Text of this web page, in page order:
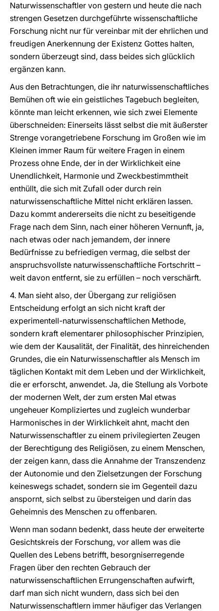
Naturwissenschaftler von gestern und heute die nach
strengen Gesetzen durchgeführte wissenschaftliche
Forschung nicht nur für vereinbar mit der ehrlichen und
freudigen Anerkennung der Existenz Gottes halten,
sondern überzeugt sind, dass beides sich glücklich
ergänzen kann.
Aus den Betrachtungen, die ihr naturwissenschaftliches
Bemühen oft wie ein geistliches Tagebuch begleiten,
könnte man leicht erkennen, wie sich zwei Elemente
überschneiden: Einerseits lässt selbst die mit äußerster
Strenge vorangetriebene Forschung im Großen wie im
Kleinen immer Raum für weitere Fragen in einem
Prozess ohne Ende, der in der Wirklichkeit eine
Unendlichkeit, Harmonie und Zweckbestimmtheit
enthüllt, die sich mit Zufall oder durch rein
naturwissenschaftliche Mittel nicht erklären lassen.
Dazu kommt andererseits die nicht zu beseitigende
Frage nach dem Sinn, nach einer höheren Vernunft, ja,
nach etwas oder nach jemandem, der innere
Bedürfnisse zu befriedigen vermag, die selbst der
anspruchsvollste naturwissenschaftliche Fortschritt –
weit davon entfernt, sie zu erfüllen – noch verschärft.
4. Man sieht also, der Übergang zur religiösen
Entscheidung erfolgt an sich nicht kraft der
experimentell-naturwissenschaftlichen Methode,
sondern kraft elementarer philosophischer Prinzipien,
wie dem der Kausalität, der Finalität, des hinreichenden
Grundes, die ein Naturwissenschaftler als Mensch im
täglichen Kontakt mit dem Leben und der Wirklichkeit,
die er erforscht, anwendet. Ja, die Stellung als Vorbote
der modernen Welt, der zum ersten Mal etwas
ungeheuer Kompliziertes und zugleich wunderbar
Harmonisches in der Wirklichkeit ahnt, macht den
Naturwissenschaftler zu einem privilegierten Zeugen
der Berechtigung des Religiösen, zu einem Menschen,
der zeigen kann, dass die Annahme der Transzendenz
der Autonomie und den Zielsetzungen der Forschung
keineswegs schadet, sondern sie im Gegenteil dazu
anspornt, sich selbst zu übersteigen und darin das
Geheimnis des Menschen zu offenbaren.
Wenn man sodann bedenkt, dass heute der erweiterte
Gesichtskreis der Forschung, vor allem was die
Quellen des Lebens betrifft, besorgniserregende
Fragen über den rechten Gebrauch der
naturwissenschaftlichen Errungenschaften aufwirft,
darf man sich nicht wundern, dass sich bei den
Naturwissenschaftlern immer häufiger das Verlangen